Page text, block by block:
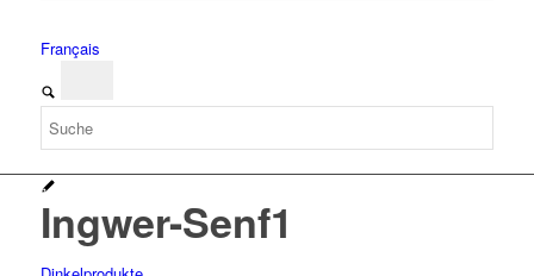
Français
Ingwer-Senf1